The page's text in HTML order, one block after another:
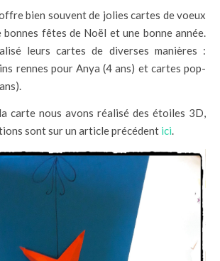
offre bien souvent de jolies cartes de voeux
fêtes de Noël et une bonne année.
leurs cartes de diverses manières :
rennes pour Anya (4 ans) et cartes pop-
carte nous avons réalisé des étoiles 3D,
sont sur un article précédent ici.